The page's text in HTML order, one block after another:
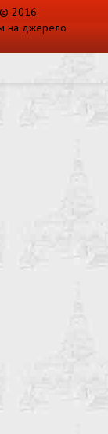
© 2016
на джерело